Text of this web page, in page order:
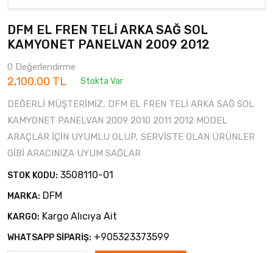
DFM EL FREN TELİ ARKA SAĞ SOL
KAMYONET PANELVAN 2009 2012
0 Değerlendirme
2,100.00 TL Stokta Var
DEĞERLİ MÜŞTERİMİZ, DFM EL FREN TELİ ARKA SAĞ SOL
KAMYONET PANELVAN 2009 2010 2011 2012 MODEL
ARAÇLAR İÇİN UYUMLU OLUP, SERVİSTE OLAN ÜRÜNLER
GİBİ ARACINIZA UYUM SAĞLAR
STOK KODU: 3508110-01
MARKA: DFM
KARGO: Kargo Alıcıya Ait
WHATSAPP SİPARİŞ: +905323373599